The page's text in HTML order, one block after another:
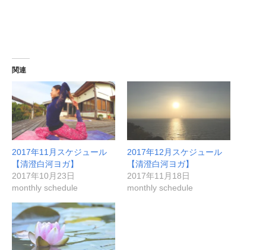
関連
2017年11月スケジュール
【清澄白河ヨガ】
2017年10月23日
monthly schedule
2017年12月スケジュール
【清澄白河ヨガ】
2017年11月18日
monthly schedule